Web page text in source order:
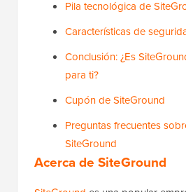
Pila tecnológica de
Características de
Conclusión: ¿Es
para ti?
Cupón de SiteGround
Preguntas frecuentes
SiteGround
Acerca de SiteGround